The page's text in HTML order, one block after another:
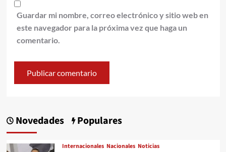
Guardar mi nombre, correo electrónico y sitio web en
este navegador para la próxima vez que haga un
comentario.
Novedades Populares
Internacionales Nacionales Noticias